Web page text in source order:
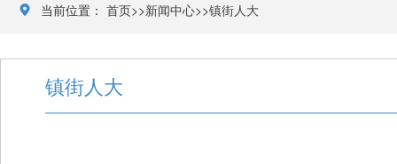
 当前位置： 首页>>新闻中心>>镇街人大
镇街人大